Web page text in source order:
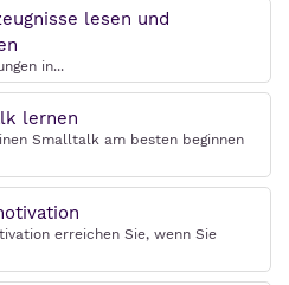
lesen und
in...
lernen
Smalltalk am besten beginnen
erreichen Sie, wenn Sie